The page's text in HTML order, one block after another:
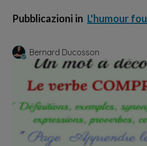
Pubblicazioni in L'humour fou
Bernard Ducosson